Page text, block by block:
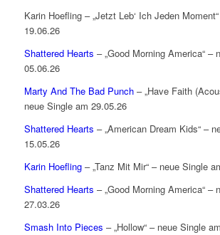
Karin Hoefling – „Jetzt Leb‘ Ich Jeden
19.06.26
Shattered Hearts – „Good Morning America“ –
05.06.26
Marty And The Bad Punch– „Have Faith
neue Single am 29.05.26
Shattered Hearts – „American Dream Kids“ –
15.05.26
Karin Hoefling– „Tanz Mit Mir“ – neue Single
Shattered Hearts – „Good Morning America“ –
27.03.26
Smash Into Pieces – „Hollow“ – neue Single